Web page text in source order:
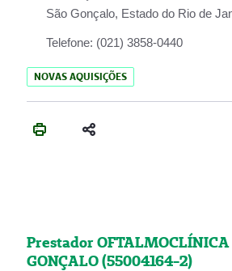
São Gonçalo, Estado do Rio de
Telefone: (021) 3858-0440
NOVAS AQUISIÇÕES
Prestador OFTALMOCLÍNICA
GONÇALO (55004164-2)